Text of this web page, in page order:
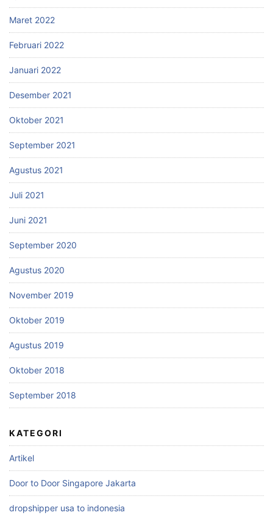
Maret 2022
Februari 2022
Januari 2022
Desember 2021
Oktober 2021
September 2021
Agustus 2021
Juli 2021
Juni 2021
September 2020
Agustus 2020
November 2019
Oktober 2019
Agustus 2019
Oktober 2018
September 2018
KATEGORI
Artikel
Door to Door Singapore Jakarta
dropshipper usa to indonesia